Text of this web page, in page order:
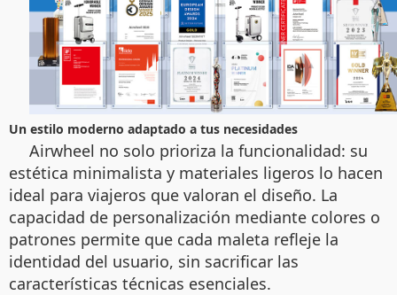
Un estilo moderno adaptado a tus necesidades
Airwheel no solo prioriza la funcionalidad: su
estética minimalista y materiales ligeros lo hacen
ideal para viajeros que valoran el diseño. La
capacidad de personalización mediante colores o
patrones permite que cada maleta refleje la
identidad del usuario, sin sacrificar las
características técnicas esenciales.